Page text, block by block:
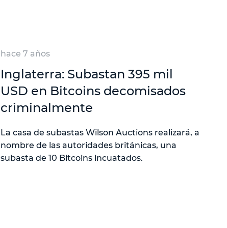
hace 7 años
Inglaterra: Subastan 395 mil
USD en Bitcoins decomisados
criminalmente
La casa de subastas Wilson Auctions realizará, a
nombre de las autoridades británicas, una
subasta de 10 Bitcoins incuatados.